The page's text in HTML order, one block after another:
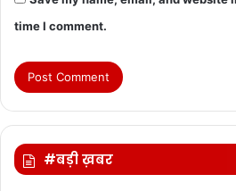
time I comment.
#बड़ी ख़बर